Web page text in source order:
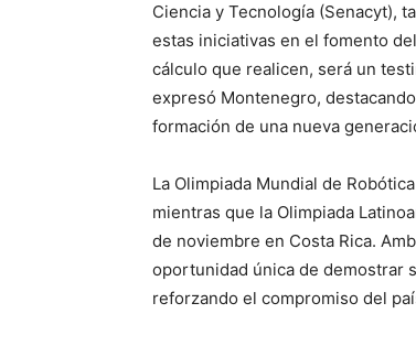
Ciencia y Tecnología (Senacyt),
estas iniciativas en el fomento
cálculo que realicen, será un
expresó Montenegro,
formación de una nueva
La Olimpiada Mundial de
mientras que la Olimpiada
de noviembre en Costa Rica.
oportunidad única de demostrar
reforzando el compromiso del